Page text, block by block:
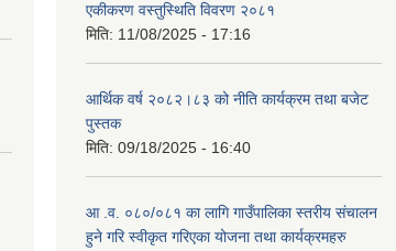
एकीकरण वस्तुस्थिति विवरण २०८१
मिति: 11/08/2025 - 17:16
आर्थिक वर्ष २०८२।८३ को नीति कार्यक्रम तथा बजेट
पुस्तक
मिति: 09/18/2025 - 16:40
आ .व. ०८०/०८१ का लागि गाउँपालिका स्तरीय संचालन
हुने गरि स्वीकृत गरिएका योजना तथा कार्यक्रमहरु